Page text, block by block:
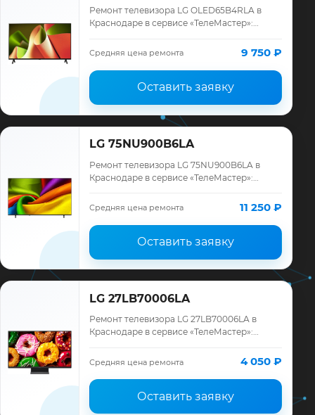
Ремонт телевизора LG OLED65B4RLA в
Краснодаре в сервисе «ТелеМастер»:
запчасти и гарантия до 12 месяцев.
Средняя цена ремонта 9 750 ₽
Оставить заявку
LG 75NU900B6LA
Ремонт телевизора LG 75NU900B6LA в
Краснодаре в сервисе «ТелеМастер»:
запчасти и гарантия до 12 месяцев.
Средняя цена ремонта 11 250 ₽
Оставить заявку
LG 27LB70006LA
Ремонт телевизора LG 27LB70006LA в
Краснодаре в сервисе «ТелеМастер»:
запчасти и гарантия до 12 месяцев.
Средняя цена ремонта 4 050 ₽
Оставить заявку